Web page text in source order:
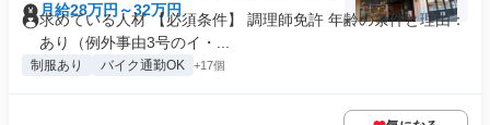
月給28万円～32万円
求めている人材 【必須条件】 調理師免許 年齢の条件と理由：
あり（例外事由3号のイ・...
制服あり バイク通勤OK +17個